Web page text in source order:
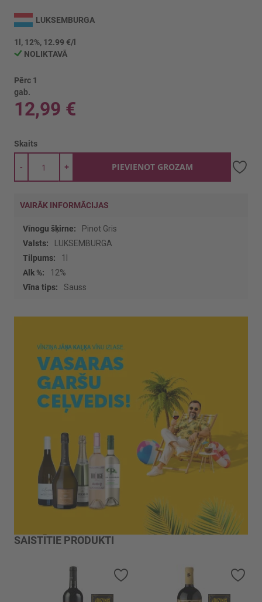
uz
galerijas
sākumu
LUKSEMBURGA
1l, 12%, 12.99 €/l
NOLIKTAVĀ
Pērc 1
gab.
12,99 €
Skaits
+
- PIEVIENOT GROZAM
VAIRĀK INFORMĀCIJAS
Vairāk
informācijas
Pinot Gris
LUKSEMBURGA
1l
12%
Sauss
SAISTĪTIE PRODUKTI
Pievienot vēlmju sarakstam